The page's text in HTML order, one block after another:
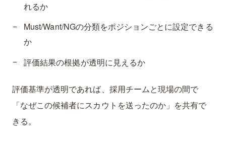
れるか
Must/Want/NGの分類をポジションごとに設定できる
か
評価結果の根拠が透明に見えるか
評価基準が透明であれば、採用チームと現場の間で
「なぜこの候補者にスカウトを送ったのか」を共有で
きる。